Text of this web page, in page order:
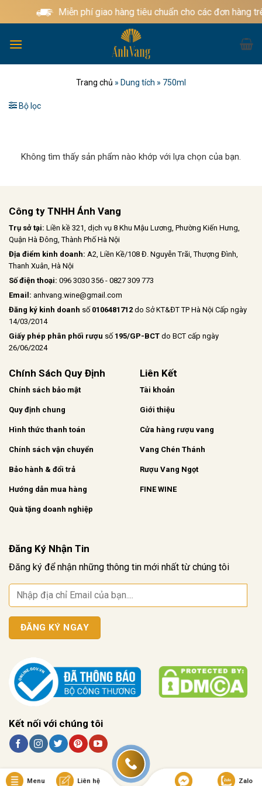
qua
dung
Miễn phí giao hàng tiêu chuẩn cho các đơn hàng
Trang chủ » Dung tích » 750ml
Bộ lọc
Không tìm thấy sản phẩm nào khớp với lựa chọn của bạn.
Công ty TNHH Ánh Vang
Trụ sở tại: Liền kề 321, dịch vụ 8 Khu Mậu Lương, Phường Kiến Hưng,
Quận Hà Đông, Thành Phố Hà Nội
Địa điểm kinh doanh: A2, Liền Kề/108 Đ. Nguyễn Trãi, Thượng Đình,
Thanh Xuân, Hà Nội
Số điện thoại: 096 3030 356 - 0827 309 773
Email: anhvang.wine@gmail.com
Đăng ký kinh doanh số 0106481712 do Sở KT&ĐT TP Hà Nội Cấp ngày
14/03/2014
Giấy phép phân phối rượu số 195/GP-BCT do BCT cấp ngày
26/06/2024
Chính Sách Quy Định
Chính sách bảo mật
Quy định chung
Hình thức thanh toán
Chính sách vận chuyển
Bảo hành & đổi trả
Hướng dẫn mua hàng
Quà tặng doanh nghiệp
Liên Kết
Tài khoản
Giới thiệu
Cửa hàng rượu vang
Vang Chén Thánh
Rượu Vang Ngọt
FINE WINE
Đăng Ký Nhận Tin
Đăng ký để nhận những thông tin mới nhất từ chúng tôi
Kết nối với chúng tôi
Menu Liên hệ Zalo